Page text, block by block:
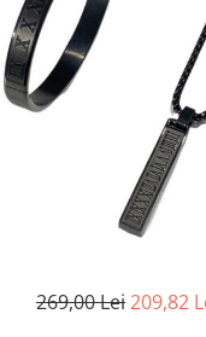
269,00 Lei209,82